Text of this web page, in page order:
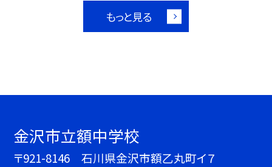
もっと見る
金沢市立額中学校
〒921-8146 石川県金沢市額乙丸町イ７